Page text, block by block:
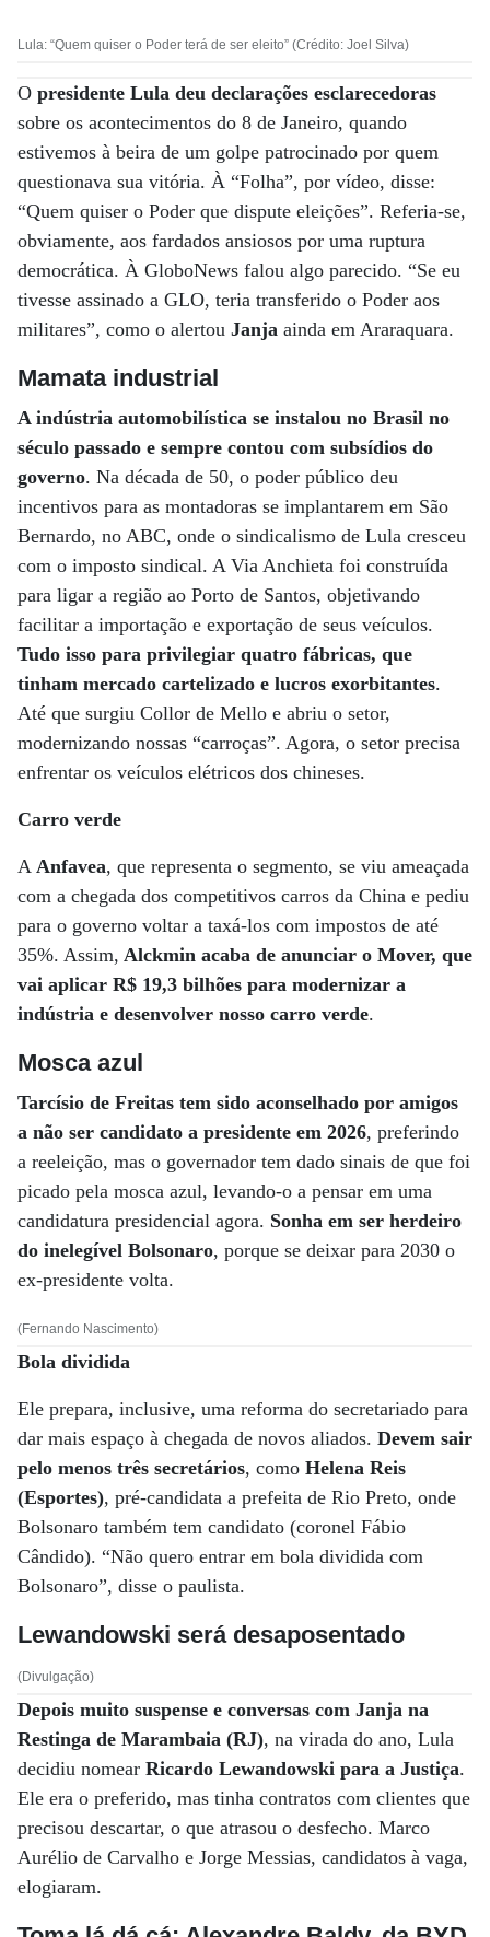
Lula: “Quem quiser o Poder terá de ser eleito” (Crédito: Joel Silva)
O presidente Lula deu declarações esclarecedoras
sobre os acontecimentos do 8 de Janeiro, quando
estivemos à beira de um golpe patrocinado por quem
questionava sua vitória. À “Folha”, por vídeo, disse:
“Quem quiser o Poder que dispute eleições”. Referia-se,
obviamente, aos fardados ansiosos por uma ruptura
democrática. À GloboNews falou algo parecido. “Se eu
tivesse assinado a GLO, teria transferido o Poder aos
militares”, como o alertou Janja ainda em Araraquara.
Mamata industrial
A indústria automobilística se instalou no Brasil no
século passado e sempre contou com subsídios do
governo. Na década de 50, o poder público deu
incentivos para as montadoras se implantarem em São
Bernardo, no ABC, onde o sindicalismo de Lula cresceu
com o imposto sindical. A Via Anchieta foi construída
para ligar a região ao Porto de Santos, objetivando
facilitar a importação e exportação de seus veículos.
Tudo isso para privilegiar quatro fábricas, que
tinham mercado cartelizado e lucros exorbitantes.
Até que surgiu Collor de Mello e abriu o setor,
modernizando nossas “carroças”. Agora, o setor precisa
enfrentar os veículos elétricos dos chineses.
Carro verde
A Anfavea, que representa o segmento, se viu ameaçada
com a chegada dos competitivos carros da China e pediu
para o governo voltar a taxá-los com impostos de até
35%. Assim, Alckmin acaba de anunciar o Mover, que
vai aplicar R$ 19,3 bilhões para modernizar a
indústria e desenvolver nosso carro verde.
Mosca azul
Tarcísio de Freitas tem sido aconselhado por amigos
a não ser candidato a presidente em 2026, preferindo
a reeleição, mas o governador tem dado sinais de que foi
picado pela mosca azul, levando-o a pensar em uma
candidatura presidencial agora. Sonha em ser herdeiro
do inelegível Bolsonaro, porque se deixar para 2030 o
ex-presidente volta.
(Fernando Nascimento)
Bola dividida
Ele prepara, inclusive, uma reforma do secretariado para
dar mais espaço à chegada de novos aliados. Devem sair
pelo menos três secretários, como Helena Reis
(Esportes), pré-candidata a prefeita de Rio Preto, onde
Bolsonaro também tem candidato (coronel Fábio
Cândido). “Não quero entrar em bola dividida com
Bolsonaro”, disse o paulista.
Lewandowski será desaposentado
(Divulgação)
Depois muito suspense e conversas com Janja na
Restinga de Marambaia (RJ), na virada do ano, Lula
decidiu nomear Ricardo Lewandowski para a Justiça.
Ele era o preferido, mas tinha contratos com clientes que
precisou descartar, o que atrasou o desfecho. Marco
Aurélio de Carvalho e Jorge Messias, candidatos à vaga,
elogiaram.